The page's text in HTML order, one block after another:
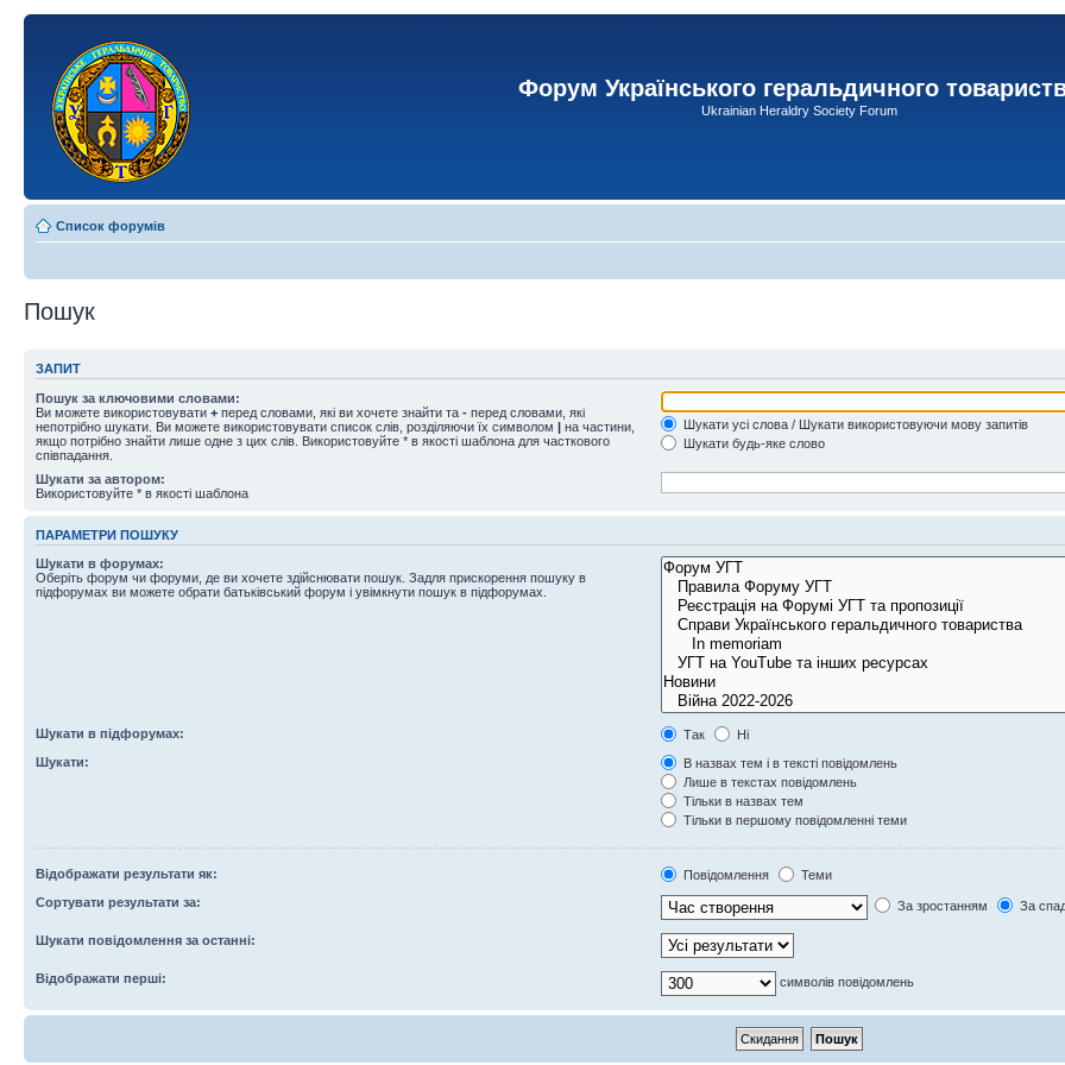
Форум Українського геральдичного
Ukrainian Heraldry Society Forum
Список форумів
Пошук
ЗАПИТ
Пошук за ключовими словами:
Ви можете використовувати + перед словами, які ви хочете знайти та - перед словами, які
непотрібно шукати. Ви можете використовувати список слів, розділяючи їх символом | на частини,
якщо потрібно знайти лише одне з цих слів. Використовуйте * в якості шаблона для часткового
співпадання.
Шукати усі слова / Шукати використовуючи мову запитів
Шукати будь-яке слово
Шукати за автором:
Використовуйте * в якості шаблона
ПАРАМЕТРИ ПОШУКУ
Шукати в форумах:
Оберіть форум чи форуми, де ви хочете здійснювати пошук. Задля прискорення пошуку в
підфорумах ви можете обрати батьківський форум і увімкнути пошук в підфорумах.
Шукати в підфорумах: Так
Ні
Шукати:
В назвах тем і в тексті повідомлень
Лише в текстах повідомлень
Тільки в назвах тем
Тільки в першому повідомленні теми
Відображати результати як: Повідомлення
Теми
Сортувати результати за:
За зростанням За
Шукати повідомлення за останні:
Відображати перші: символів повідомлень